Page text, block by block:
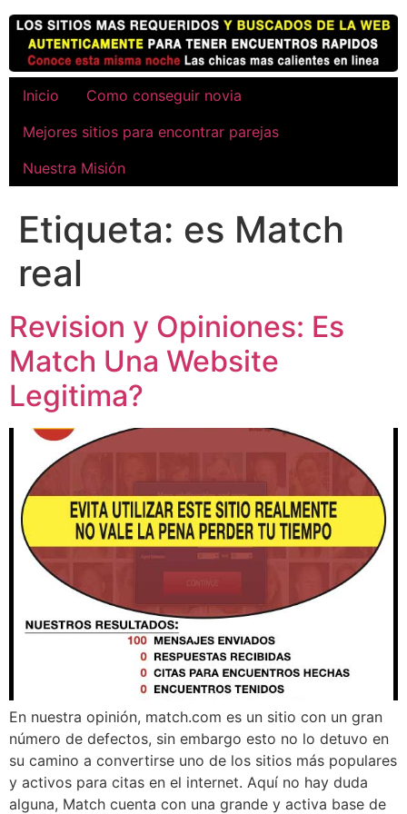
contenido
Inicio
Como conseguir novia
Mejores sitios para encontrar parejas
Nuestra Misión
Etiqueta: es Match
real
Revision y Opiniones: Es
Match Una Website
Legitima?
En nuestra opinión, match.com es un sitio con un gran
número de defectos, sin embargo esto no lo detuvo en
su camino a convertirse uno de los sitios más populares
y activos para citas en el internet. Aquí no hay duda
alguna, Match cuenta con una grande y activa base de